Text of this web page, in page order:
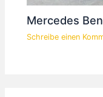
Mercedes
Schreibe einen